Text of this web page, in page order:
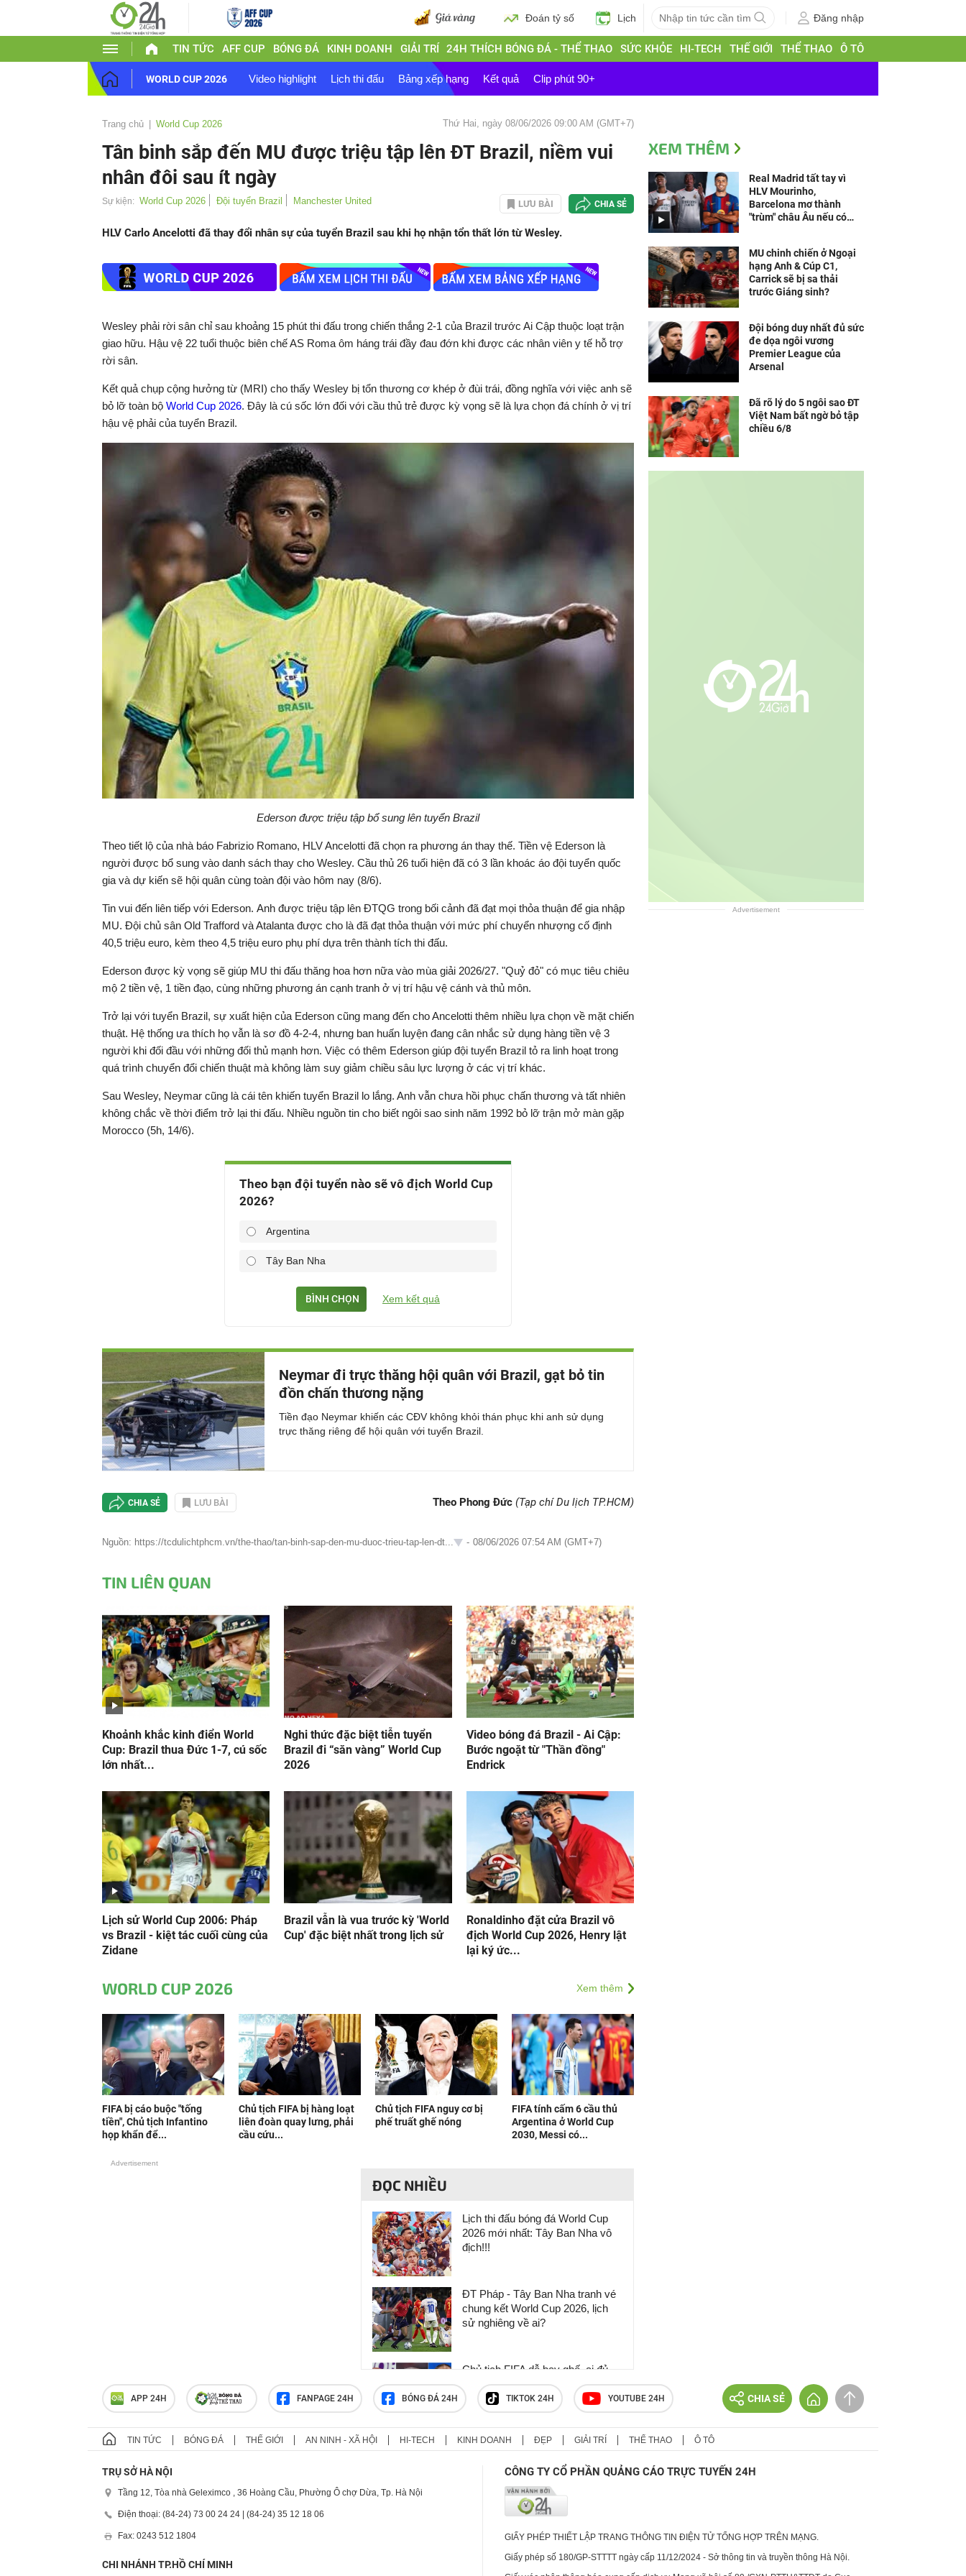
Đoán tỷ số Lịch Đăng nhập
TIN TỨC AFF CUP BÓNG ĐÁ KINH DOANH GIẢI TRÍ 24H THÍCH BÓNG ĐÁ - THỂ THAO SỨC KHỎE HI-TECH THẾ GIỚI THỂ THAO Ô TÔ
WORLD CUP 2026 Video highlight Lịch thi đấu Bảng xếp hạng Kết quả Clip phút 90+
Trang chủ World Cup 2026 Thứ Hai, ngày 08/06/2026 09:00 AM (GMT+7)
Tân binh sắp đến MU được triệu tập lên ĐT Brazil, niềm vui
nhân đôi sau ít ngày
Sự kiện: World Cup 2026 Đội tuyển Brazil Manchester United LƯU BÀI CHIA SẺ
HLV Carlo Ancelotti đã thay đổi nhân sự của tuyển Brazil sau khi họ nhận tổn thất lớn từ Wesley.
Wesley phải rời sân chỉ sau khoảng 15 phút thi đấu trong chiến thắng 2-1 của Brazil trước Ai Cập thuộc loạt trận
giao hữu. Hậu vệ 22 tuổi thuộc biên chế AS Roma ôm háng trái đầy đau đớn khi được các nhân viên y tế hỗ trợ
rời sân.
Kết quả chụp cộng hưởng từ (MRI) cho thấy Wesley bị tổn thương cơ khép ở đùi trái, đồng nghĩa với việc anh sẽ
bỏ lỡ toàn bộ World Cup 2026. Đây là cú sốc lớn đối với cầu thủ trẻ được kỳ vọng sẽ là lựa chọn đá chính ở vị trí
hậu vệ phải của tuyển Brazil.
Ederson được triệu tập bổ sung lên tuyển Brazil
Theo tiết lộ của nhà báo Fabrizio Romano, HLV Ancelotti đã chọn ra phương án thay thế. Tiền vệ Ederson là
người được bổ sung vào danh sách thay cho Wesley. Cầu thủ 26 tuổi hiện đã có 3 lần khoác áo đội tuyển quốc
gia và dự kiến sẽ hội quân cùng toàn đội vào hôm nay (8/6).
Tin vui đến liên tiếp với Ederson. Anh được triệu tập lên ĐTQG trong bối cảnh đã đạt mọi thỏa thuận để gia nhập
MU. Đội chủ sân Old Trafford và Atalanta được cho là đã đạt thỏa thuận với mức phí chuyển nhượng cố định
40,5 triệu euro, kèm theo 4,5 triệu euro phụ phí dựa trên thành tích thi đấu.
Ederson được kỳ vọng sẽ giúp MU thi đấu thăng hoa hơn nữa vào mùa giải 2026/27. "Quỷ đỏ" có mục tiêu chiêu
mộ 2 tiền vệ, 1 tiền đạo, cùng những phương án cạnh tranh ở vị trí hậu vệ cánh và thủ môn.
Trở lại với tuyển Brazil, sự xuất hiện của Ederson cũng mang đến cho Ancelotti thêm nhiều lựa chọn về mặt chiến
thuật. Hệ thống ưa thích họ vẫn là sơ đồ 4-2-4, nhưng ban huấn luyện đang cân nhắc sử dụng hàng tiền vệ 3
người khi đối đầu với những đối thủ mạnh hơn. Việc có thêm Ederson giúp đội tuyển Brazil tỏ ra linh hoạt trong
quá trình chuyển đổi chiến thuật mà không làm suy giảm chiều sâu lực lượng ở các vị trí khác.
Sau Wesley, Neymar cũng là cái tên khiến tuyển Brazil lo lắng. Anh vẫn chưa hồi phục chấn thương và tất nhiên
không chắc về thời điểm trở lại thi đấu. Nhiều nguồn tin cho biết ngôi sao sinh năm 1992 bỏ lỡ trận mở màn gặp
Morocco (5h, 14/6).
Theo bạn đội tuyển nào sẽ vô địch World Cup
2026?
Argentina
Tây Ban Nha
BÌNH CHỌN Xem kết quả
Neymar đi trực thăng hội quân với Brazil, gạt bỏ tin
đồn chấn thương nặng
Tiền đạo Neymar khiến các CĐV không khỏi thán phục khi anh sử dụng
trực thăng riêng để hội quân với tuyển Brazil.
CHIA SẺ LƯU BÀI Theo Phong Đức (Tạp chí Du lịch TP.HCM)
Nguồn: https://tcdulichtphcm.vn/the-thao/tan-binh-sap-den-mu-duoc-trieu-tap-len-dt... - 08/06/2026 07:54 AM (GMT+7)
TIN LIÊN QUAN
Khoảnh khắc kinh điển World
Cup: Brazil thua Đức 1-7, cú sốc
lớn nhất...
Nghi thức đặc biệt tiễn tuyển
Brazil đi “săn vàng” World Cup
2026
Video bóng đá Brazil - Ai Cập:
Bước ngoặt từ "Thần đồng"
Endrick
Lịch sử World Cup 2006: Pháp
vs Brazil - kiệt tác cuối cùng của
Zidane
Brazil vẫn là vua trước kỳ 'World
Cup' đặc biệt nhất trong lịch sử
Ronaldinho đặt cửa Brazil vô
địch World Cup 2026, Henry lật
lại ký ức...
WORLD CUP 2026 Xem thêm
FIFA bị cáo buộc "tống
tiền", Chủ tịch Infantino
họp khẩn để...
Chủ tịch FIFA bị hàng loạt
liên đoàn quay lưng, phải
cầu cứu...
Chủ tịch FIFA nguy cơ bị
phế truất ghế nóng
FIFA tính cấm 6 cầu thủ
Argentina ở World Cup
2030, Messi có...
ĐỌC NHIỀU
Lịch thi đấu bóng đá World Cup
2026 mới nhất: Tây Ban Nha vô
địch!!!
ĐT Pháp - Tây Ban Nha tranh vé
chung kết World Cup 2026, lịch
sử nghiêng về ai?
Chủ tịch FIFA dễ bay ghế, ai đủ
sức lật đổ Infantino?
Bảng xếp hạng bóng đá World
XEM THÊM
Real Madrid tất tay vì
HLV Mourinho,
Barcelona mơ thành
"trùm" châu Âu nếu có
MU chinh chiến ở Ngoại
hạng Anh & Cúp C1,
Carrick sẽ bị sa thải
trước Giáng sinh?
Đội bóng duy nhất đủ sức
đe dọa ngôi vương
Premier League của
Arsenal
Đã rõ lý do 5 ngôi sao ĐT
Việt Nam bất ngờ bỏ tập
chiều 6/8
Advertisement
APP 24H FANPAGE 24H BÓNG ĐÁ 24H TIKTOK 24H YOUTUBE 24H CHIA SẺ
TIN TỨC BÓNG ĐÁ THẾ GIỚI AN NINH - XÃ HỘI HI-TECH KINH DOANH ĐẸP GIẢI TRÍ THỂ THAO Ô TÔ
TRỤ SỞ HÀ NỘI
Tầng 12, Tòa nhà Geleximco , 36 Hoàng Cầu, Phường Ô chợ Dừa, Tp. Hà Nội
Điện thoại: (84-24) 73 00 24 24 | (84-24) 35 12 18 06
Fax: 0243 512 1804
CHI NHÁNH TP.HỒ CHÍ MINH
CÔNG TY CỔ PHẦN QUẢNG CÁO TRỰC TUYẾN 24H
GIẤY PHÉP THIẾT LẬP TRANG THÔNG TIN ĐIỆN TỬ TỔNG HỢP TRÊN MẠNG.
Giấy phép số 180/GP-STTTT ngày cấp 11/12/2024 - Sở thông tin và truyền thông Hà Nội.